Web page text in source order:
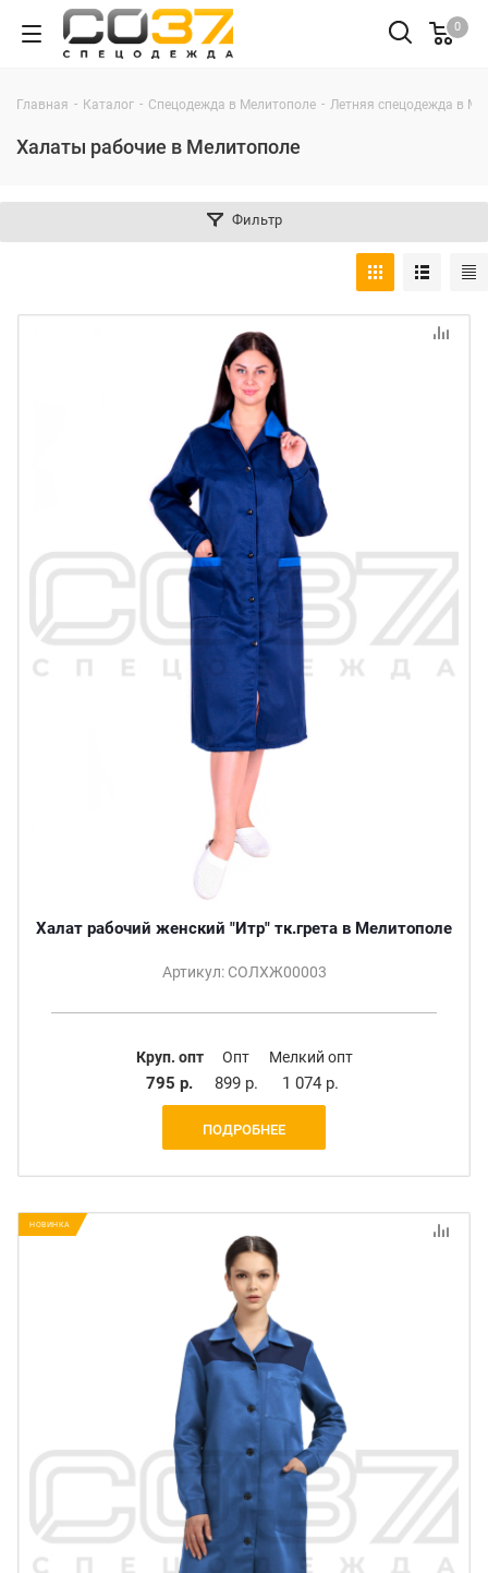
0
Главная - Каталог - Спецодежда в Мелитополе - Летняя спецодежда в
Халаты рабочие в Мелитополе
Фильтр
Халат рабочий женский "Итр" тк.грета в Мелитополе
Артикул: СОЛХЖ00003
Круп. опт
795 р.
Опт
899 р.
Мелкий опт
1 074 р.
ПОДРОБНЕЕ
НОВИНКА